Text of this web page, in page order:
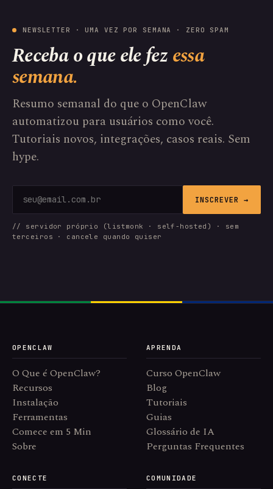
NEWSLETTER · UMA VEZ POR SEMANA · ZERO SPAM
Receba o que ele fezessa
semana.
Resumo semanal do que o OpenClaw
automatizou para usuários como você.
Tutoriais novos, integrações, casos reais. Sem
hype.
INSCREVER →
// servidor próprio (listmonk · self-hosted) · sem
terceiros · cancele quando quiser
OPENCLAW
O Que é OpenClaw?
Recursos
Instalação
Ferramentas
Comece em 5 Min
Sobre
APRENDA
Curso OpenClaw
Blog
Tutoriais
Guias
Glossário de IA
Perguntas Frequentes
CONECTE COMUNIDADE